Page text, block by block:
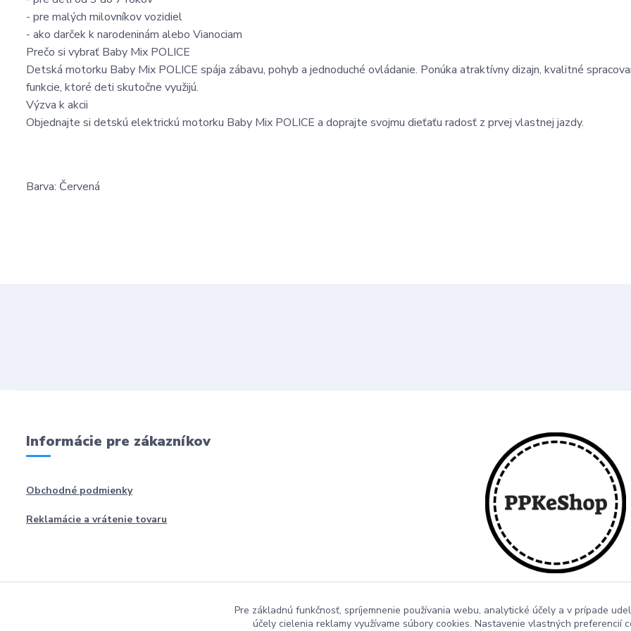
- pre malých milovníkov vozidiel
- ako darček k narodeninám alebo Vianociam
Prečo si vybrať Baby Mix POLICE
Detská motorku Baby Mix POLICE spája zábavu, pohyb a jednoduché ovládanie. Ponúka atraktívny dizajn, kvalitné
funkcie, ktoré deti skutočne využijú.
Výzva k akcii
Objednajte si detskú elektrickú motorku Baby Mix POLICE a doprajte svojmu dieťaťu radosť z prvej vlastnej jazdy.
Barva: Červená
Informácie pre zákazníkov
Obchodné podmienky
Reklamácie a vrátenie tovaru
Pre základnú funkčnosť, spríjemnenie používania webu, analytické účely a v prípade
účely cielenia reklamy využívame súbory cookies. Nastavenie vlastných preferencií